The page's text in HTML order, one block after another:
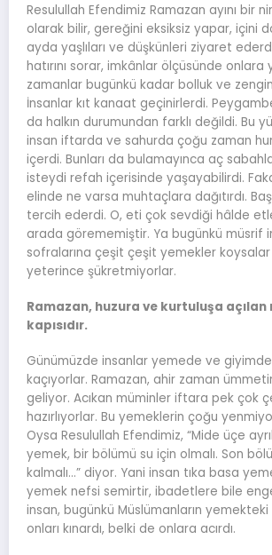
Resulullah Efendimiz Ramazan ayını bir
olarak bilir, gereğini eksiksiz yapar, içini
ayda yaşlıları ve düşkünleri ziyaret
hatırını sorar, imkânlar ölçüsünde onlara
zamanlar bugünkü kadar bolluk ve
İnsanlar kıt kanaat geçinirlerdi.
da halkın durumundan farklı değildi. Bu
insan iftarda ve sahurda çoğu zaman
içerdi. Bunları da bulamayınca aç
isteydi refah içerisinde yaşayabilirdi.
elinde ne varsa muhtaçlara dağıtırdı.
tercih ederdi. O, eti çok sevdiği hâlde
arada görememiştir. Ya bugünkü müsrif
sofralarına çeşit çeşit yemekler
yeterince şükretmiyorlar.
Ramazan, huzura ve kurtuluşa
kapısıdır.
Günümüzde insanlar yemede ve giyimde
kaçıyorlar. Ramazan, ahir zaman
geliyor. Acıkan müminler iftara pek çok
hazırlıyorlar. Bu yemeklerin çoğu
Oysa Resulullah Efendimiz, “Mide üçe
yemek, bir bölümü su için olmalı. Son
kalmalı…” diyor. Yani insan tıka basa
yemek nefsi semirtir, ibadetlere bile
insan, bugünkü Müslümanların yemekteki
onları kınardı, belki de onlara acırdı.